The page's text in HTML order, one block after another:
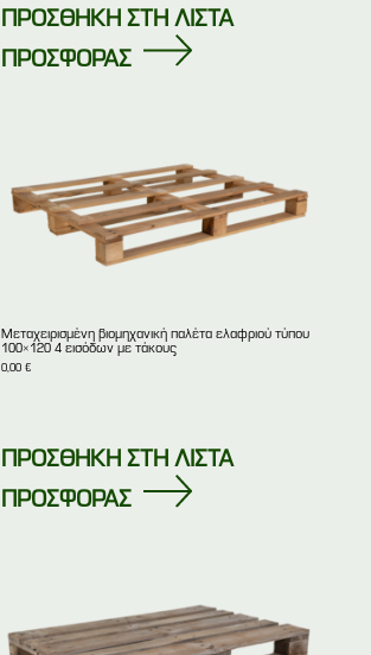
ΠΡΟΣΘΗΚΗ ΣΤΗ ΛΙΣΤΑ
ΠΡΟΣΦΟΡΑΣ
Μεταχειρισμένη βιομηχανική παλέτα ελαφριού τύπου
100×120 4 εισόδων με τάκους
0,00 €
ΠΡΟΣΘΗΚΗ ΣΤΗ ΛΙΣΤΑ
ΠΡΟΣΦΟΡΑΣ